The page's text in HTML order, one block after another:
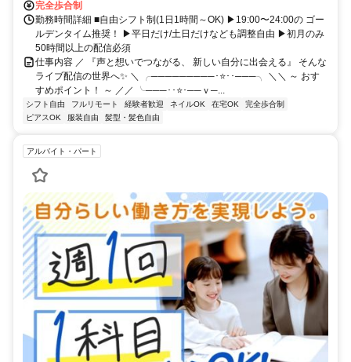
完全歩合制
勤務時間詳細 ■自由シフト制(1日1時間～OK) ▶19:00〜24:00の ゴー
ルデンタイム推奨！ ▶平日だけ/土日だけなども調整自由 ▶初月のみ
50時間以上の配信必須
仕事内容 ／ 『声と想いでつながる、 新しい自分に出会える』 そんな
ライブ配信の世界へ✨ ＼ ╭─────────･⭐･･───╮ ＼＼ ～ おす
すめポイント！ ～ ／／ ╰───･･⭐･──ｖ─...
シフト自由 フルリモート 経験者歓迎 ネイルOK 在宅OK
完全歩合制
ピアスOK
服装自由 髪型・髪色自由
アルバイト・パート